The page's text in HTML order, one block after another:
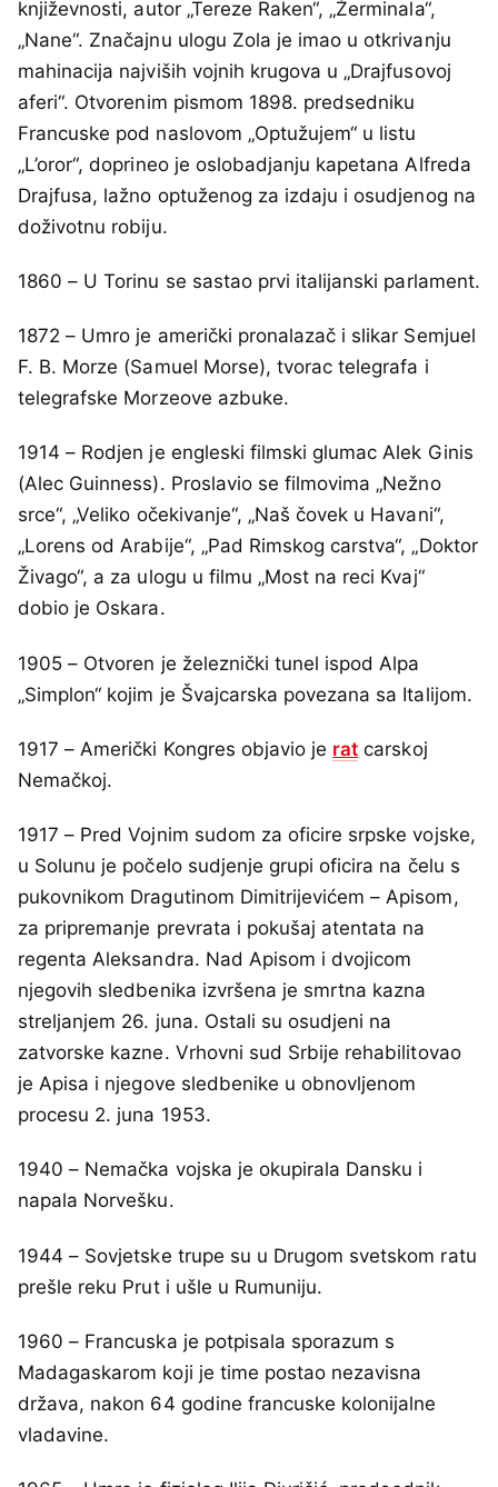
književnosti, autor „Tereze Raken“, „Žerminala“,
„Nane“. Značajnu ulogu Zola je imao u otkrivanju
mahinacija najviših vojnih krugova u „Drajfusovoj
aferi“. Otvorenim pismom 1898. predsedniku
Francuske pod naslovom „Optužujem“ u listu
„L’oror“, doprineo je oslobadjanju kapetana Alfreda
Drajfusa, lažno optuženog za izdaju i osudjenog na
doživotnu robiju.
1860 – U Torinu se sastao prvi italijanski parlament.
1872 – Umro je američki pronalazač i slikar Semjuel
F. B. Morze (Samuel Morse), tvorac telegrafa i
telegrafske Morzeove azbuke.
1914 – Rodjen je engleski filmski glumac Alek Ginis
(Alec Guinness). Proslavio se filmovima „Nežno
srce“, „Veliko očekivanje“, „Naš čovek u Havani“,
„Lorens od Arabije“, „Pad Rimskog carstva“, „Doktor
Živago“, a za ulogu u filmu „Most na reci Kvaj“
dobio je Oskara.
1905 – Otvoren je železnički tunel ispod Alpa
„Simplon“ kojim je Švajcarska povezana sa Italijom.
1917 – Američki Kongres objavio je rat carskoj
Nemačkoj.
1917 – Pred Vojnim sudom za oficire srpske vojske,
u Solunu je počelo sudjenje grupi oficira na čelu s
pukovnikom Dragutinom Dimitrijevićem – Apisom,
za pripremanje prevrata i pokušaj atentata na
regenta Aleksandra. Nad Apisom i dvojicom
njegovih sledbenika izvršena je smrtna kazna
streljanjem 26. juna. Ostali su osudjeni na
zatvorske kazne. Vrhovni sud Srbije rehabilitovao
je Apisa i njegove sledbenike u obnovljenom
procesu 2. juna 1953.
1940 – Nemačka vojska je okupirala Dansku i
napala Norvešku.
1944 – Sovjetske trupe su u Drugom svetskom ratu
prešle reku Prut i ušle u Rumuniju.
1960 – Francuska je potpisala sporazum s
Madagaskarom koji je time postao nezavisna
država, nakon 64 godine francuske kolonijalne
vladavine.